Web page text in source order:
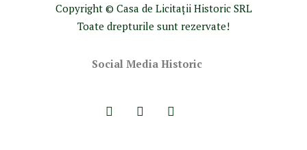
Copyright © Casa de Licitaţii Historic SRL
Toate drepturile sunt rezervate!
Social Media Historic